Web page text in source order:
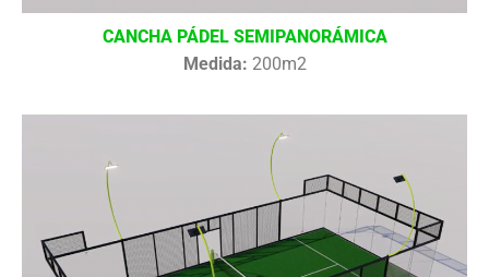
CANCHA PÁDEL SEMIPANORÁMICA
Medida: 200m2